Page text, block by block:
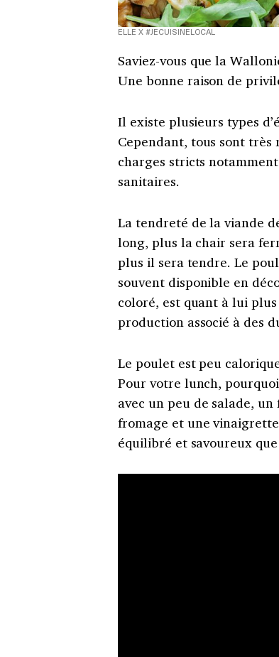
ELLE X #JECUISINELOCAL
Saviez-vous que la
Une bonne raison de
Il existe plusieurs types
Cependant, tous sont très
charges stricts
sanitaires.
La tendreté de la viande
long, plus la chair sera
plus il sera tendre. Le
souvent disponible en
coloré, est quant à lui
production associé à des
Le poulet est peu
Pour votre lunch,
avec un peu de salade,
fromage et une
équilibré et savoureux